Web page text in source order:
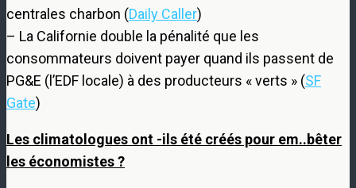
centrales charbon (Daily Caller)
– La Californie double la pénalité que les
consommateurs doivent payer quand ils passent de
PG&E (l’EDF locale) à des producteurs « verts » (SF
Gate)
Les climatologues ont -ils été créés pour em..bêter
les économistes ?